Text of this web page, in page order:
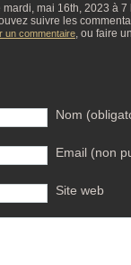
mai 16th, 2023 à
suivre les
un commentaire, ou faire un
Nom
Email (non
Site web